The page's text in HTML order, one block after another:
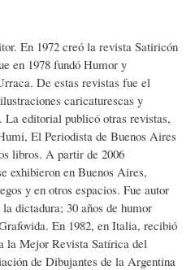
En 1972 creó la revista Satiricón
en 1978 fundó Humor y
De estas revistas fue el
caricaturescas y
editorial publicó otras revistas,
El Periodista de Buenos Aires
libros. A partir de 2006
exhibieron en Buenos Aires,
y en otros espacios. Fue autor
dictadura; 30 años de humor
En 1982, en Italia, recibió
la Mejor Revista Satírica del
de Dibujantes de la Argentina